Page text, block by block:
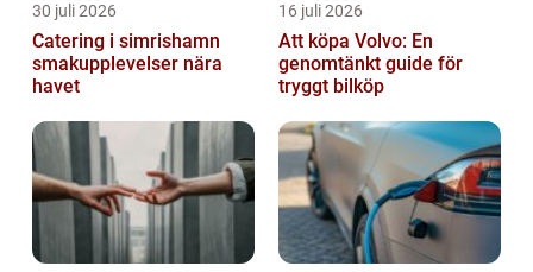
30 juli 2026
Catering i simrishamn
smakupplevelser nära
havet
16 juli 2026
Att köpa Volvo: En
genomtänkt guide för
tryggt bilköp